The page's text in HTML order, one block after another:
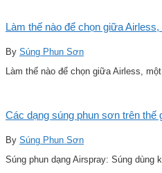
Làm thế nào để chọn giữa
By Súng Phun Sơn
Làm thế nào để chọn giữa Airless, một
Các dạng súng phun sơn trên
By Súng Phun Sơn
Súng phun dạng Airspray: Súng dùng